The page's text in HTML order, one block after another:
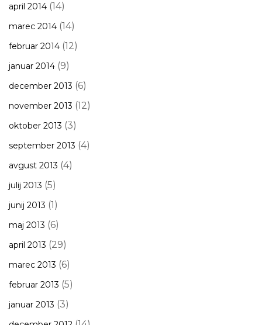
april 2014 (14)
marec 2014 (14)
februar 2014 (12)
januar 2014 (9)
december 2013 (6)
november 2013 (12)
oktober 2013 (3)
september 2013 (4)
avgust 2013 (4)
julij 2013 (5)
junij 2013 (1)
maj 2013 (6)
april 2013 (29)
marec 2013 (6)
februar 2013 (5)
januar 2013 (3)